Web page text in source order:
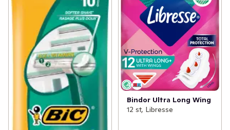
(15)
Sex och lust (5)
Händer och fötter (63)
Hudvård (163)
Hårvård (169)
Intim och underliv (62)
Rengöring
Intimrakning (5)
Tester (3)
Bindor Ultra Long Wing
12 st, Libresse